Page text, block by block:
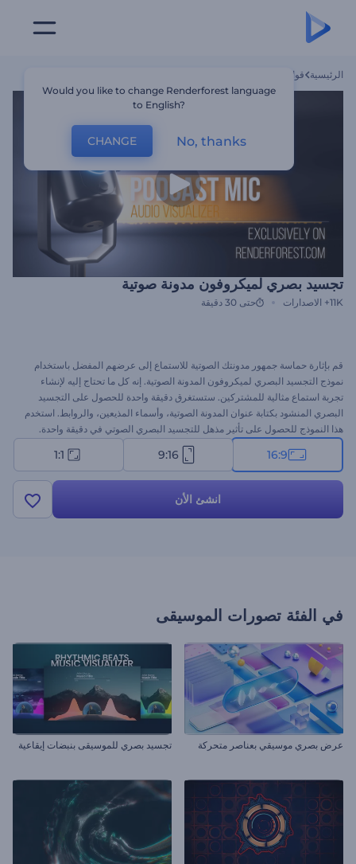
الرئيسية قوالب
تجسيد بصري لميكروفون مدونة صوتية
11K+ الاصدارات حتى 30 دقيقة
قم بإثارة حماسة جمهور مدونتك الصوتية للاستماع إلى عرضهم المفضل باستخدام
نموذج التجسيد البصري لميكروفون المدونة الصوتية. إنه كل ما تحتاج إليه لإنشاء
تجربة استماع مثالية للمشتركين. ستستغرق دقيقة واحدة للحصول على التجسيد
البصري المنشود بكتابة عنوان المدونة الصوتية، وأسماء المذيعين، والروابط. استخدم
هذا النموذج للحصول على تأثير مذهل للتجسيد البصري الصوتي في دقيقة واحدة.
جرب الآن!
16:9
9:16
1:1
انشئ الأن
في الفئة تصورات الموسيقى
عرض بصري موسيقي بعناصر متحركة تجسيد بصري للموسيقى بنبضات إيقاعية
Would you like to change Renderforest language
to English?
CHANGE No, thanks